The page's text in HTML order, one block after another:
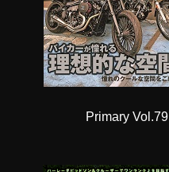
Primary Vol.79